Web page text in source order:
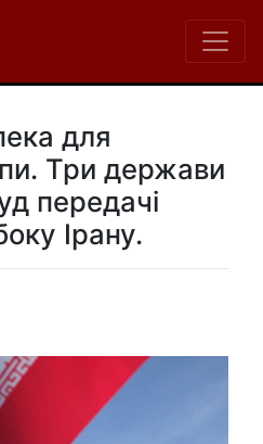
для
Три держави
передачі
Ірану.